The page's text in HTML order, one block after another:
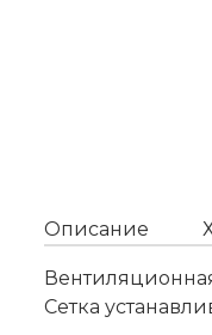
Описание
Сетка